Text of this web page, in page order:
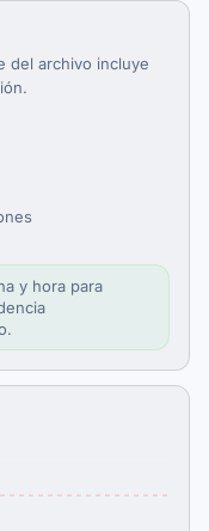
del archivo incluye
y hora para